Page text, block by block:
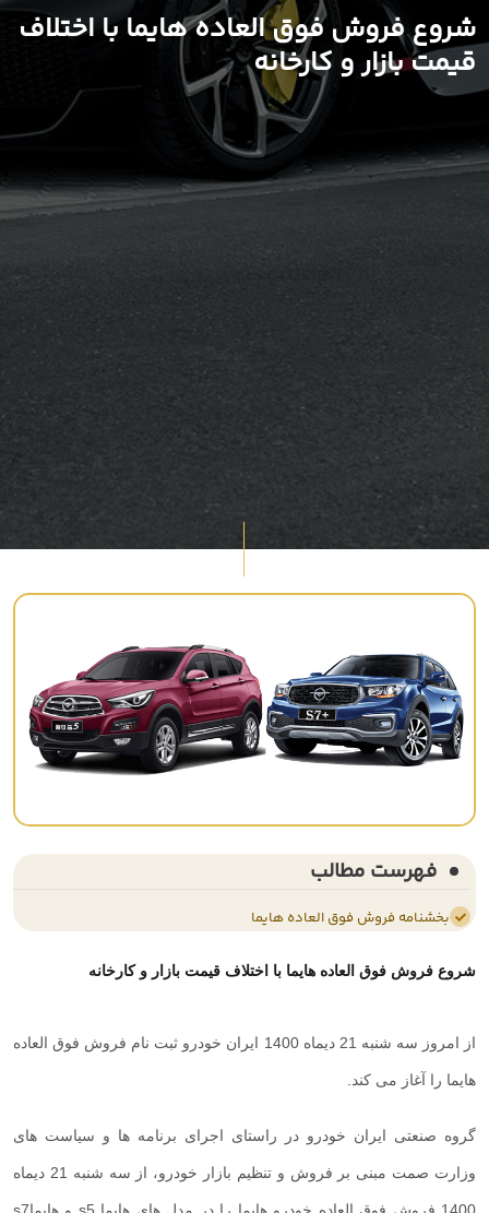
شروع فروش فوق العاده هایما با اختلاف
قیمت بازار و کارخانه
فهرست مطالب
بخشنامه فروش فوق العاده هایما
شروع فروش فوق العاده هایما با اختلاف قیمت بازار و کارخانه
از امروز سه شنبه 21 دیماه 1400 ایران خودرو ثبت نام فروش فوق العاده
هایما را آغاز می کند.
گروه صنعتی ایران خودرو در راستای اجرای برنامه ها و سیاست های
وزارت صمت مبنی بر فروش و تنظیم بازار خودرو، از سه شنبه 21 دیماه